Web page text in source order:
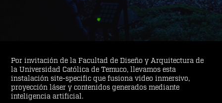
Por invitación de la Facultad de Diseño y Arquitectura de
la Universidad Católica de Temuco, llevamos esta
instalación site-specific que fusiona video inmersivo,
proyección láser y contenidos generados mediante
inteligencia artificial.